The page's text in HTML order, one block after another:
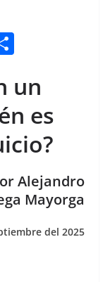
m
p
ar
tir
un
es
Alejandro
Mayorga
del 2025